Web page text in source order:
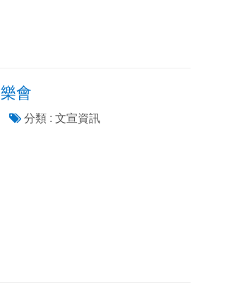
會
分類 : 文宣資訊